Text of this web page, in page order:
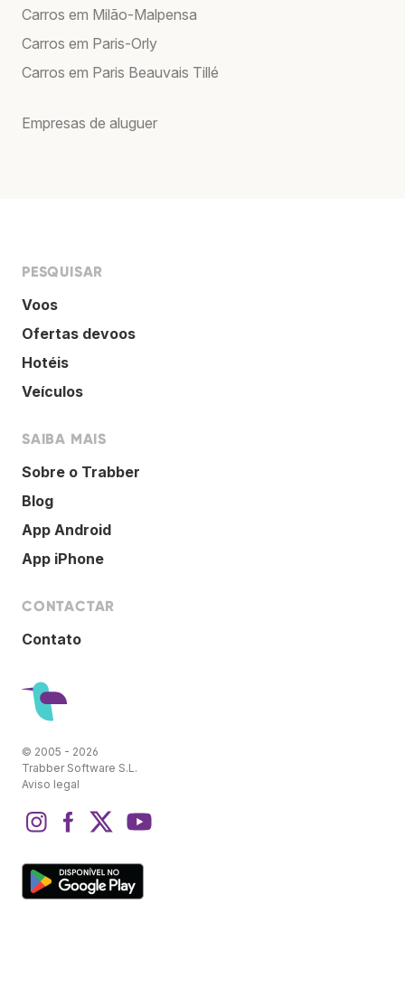
Carros em Milão-Malpensa
Carros em Paris-Orly
Carros em Paris Beauvais Tillé
Empresas de aluguer
PESQUISAR
Voos
Ofertas devoos
Hotéis
Veículos
SAIBA MAIS
Sobre o Trabber
Blog
App Android
App iPhone
CONTACTAR
Contato
© 2005 - 2026
Trabber Software S.L.
Aviso legal